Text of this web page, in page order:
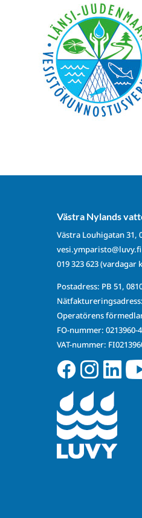
Västra Nylands
Västra Louhigatan 31,
vesi.ymparisto@luvy.fi
019 323 623(vardagar
Postadress: PB 51,
Operatörens
FO-nummer: 0213960-4
VAT-nummer: